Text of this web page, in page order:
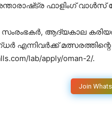
ഫാളിംഗ്
സംരംഭകർ, ആദ്യകാല
എന്നിവർക്ക്
lab/apply/oman-2/.
Join